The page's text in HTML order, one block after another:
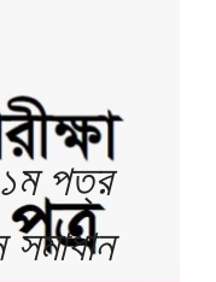
পত্র
সমাধান